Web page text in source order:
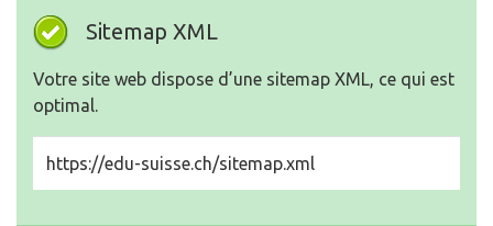
Sitemap XML
Votre site web dispose d’une sitemap XML, ce qui est
optimal.
https://edu-suisse.ch/sitemap.xml